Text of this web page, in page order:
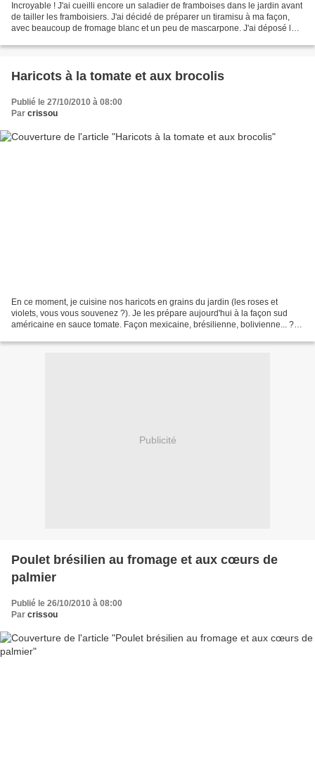
Incroyable ! J'ai cueilli encore un saladier de framboises dans le jardin avant
de tailler les framboisiers. J'ai décidé de préparer un tiramisu à ma façon,
avec beaucoup de fromage blanc et un peu de mascarpone. J'ai déposé les
Haricots à la tomate et aux brocolis
Publié le 27/10/2010 à 08:00
Par crissou
En ce moment, je cuisine nos haricots en grains du jardin (les roses et
violets, vous vous souvenez ?). Je les prépare aujourd'hui à la façon sud
américaine en sauce tomate. Façon mexicaine, brésilienne, bolivienne... ?
Publicité
Poulet brésilien au fromage et aux cœurs de
palmier
Publié le 26/10/2010 à 08:00
Par crissou